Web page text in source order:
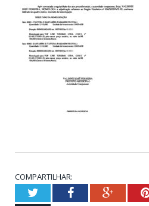
COMPARTILHAR:
TwitterFacebook